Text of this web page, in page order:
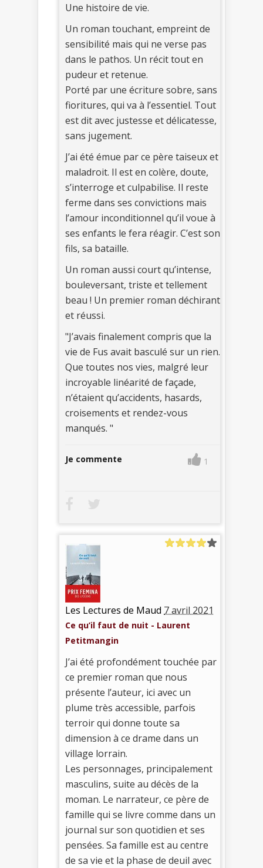
Une histoire de vie.
Un roman touchant, empreint de
sensibilité mais qui ne verse pas
dans le pathos. Un récit tout en
pudeur et retenue.
Porté par une écriture sobre, sans
fioritures, qui va à l’essentiel. Tout
est dit avec justesse et délicatesse,
sans jugement.
J’ai été émue par ce père taiseux et
maladroit. Il est en colère, doute,
s’interroge et culpabilise. Il reste
ferme dans ses convictions mais
l’amour inconditionnel qu’il voue à
ses enfants le fera réagir. C’est son
fils, sa bataille.
Un roman aussi court qu’intense,
bouleversant, triste et tellement
beau ! Un premier roman déchirant
et réussi.
"J’avais finalement compris que la
vie de Fus avait basculé sur un rien.
Que toutes nos vies, malgré leur
incroyable linéarité de façade,
n’étaient qu’accidents, hasards,
croisements et rendez-vous
manqués. "
Je commente 1
Les Lectures de Maud 7 avril 2021
Ce qu’il faut de nuit - Laurent
Petitmangin
J’ai été profondément touchée par
ce premier roman que nous
présente l’auteur, ici avec un
plume très accessible, parfois
terroir qui donne toute sa
dimension à ce drame dans un
village lorrain.
Les personnages, principalement
masculins, suite au décès de la
moman. Le narrateur, ce père de
famille qui se livre comme dans un
journal sur son quotidien et ses
pensées. Sa famille est au centre
de sa vie et la phase de deuil avec